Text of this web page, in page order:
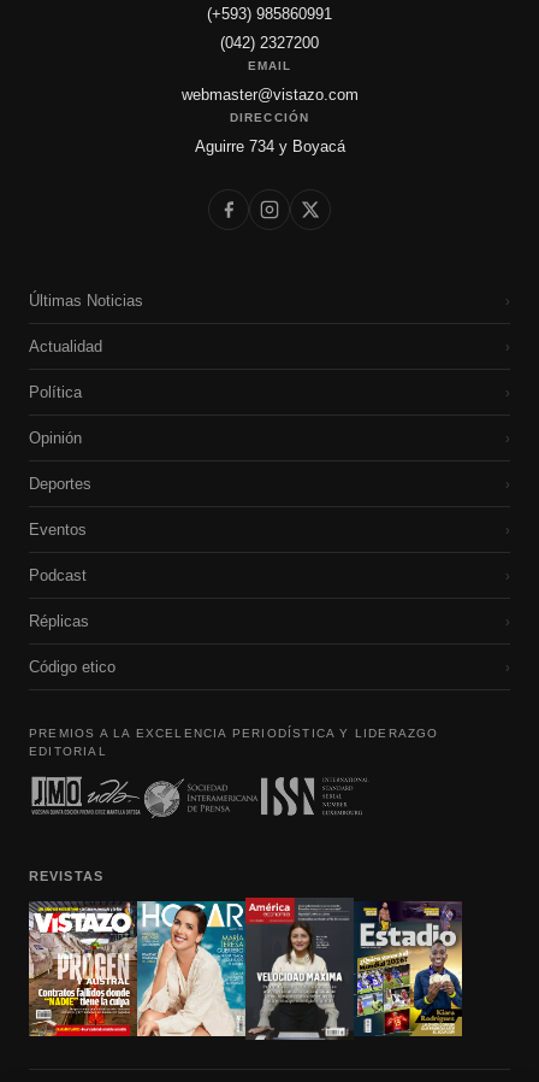
(+593) 985860991
(042) 2327200
EMAIL
webmaster@vistazo.com
DIRECCIÓN
Aguirre 734 y Boyacá
Últimas Noticias ›
Actualidad ›
Política ›
Opinión ›
Deportes ›
Eventos ›
Podcast ›
Réplicas ›
Código etico ›
PREMIOS A LA EXCELENCIA PERIODÍSTICA Y LIDERAZGO
EDITORIAL
REVISTAS